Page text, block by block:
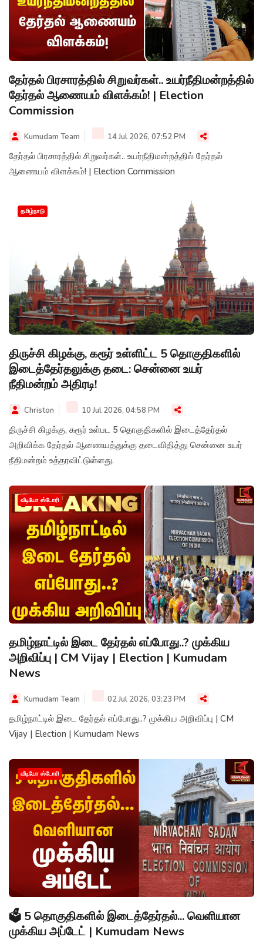
தேர்தல் பிரசாரத்தில் சிறுவர்கள்.. உயர்நீதிமன்றத்தில்
தேர்தல் ஆணையம் விளக்கம்! | Election
Commission
Kumudam Team 14 Jul 2026, 07:52 PM
தேர்தல் பிரசாரத்தில் சிறுவர்கள்.. உயர்நீதிமன்றத்தில் தேர்தல்
ஆணையம் விளக்கம்! | Election Commission
தமிழ்நாடு
திருச்சி கிழக்கு, கரூர் உள்ளிட்ட 5 தொகுதிகளில்
இடைத்தேர்தலுக்கு தடை: சென்னை உயர்
நீதிமன்றம் அதிரடி!
Christon 10 Jul 2026, 04:58 PM
திருச்சி கிழக்கு, கரூர் உள்பட 5 தொகுதிகளில் இடைத்தேர்தல்
அறிவிக்க தேர்தல் ஆணையத்துக்கு தடைவிதித்து சென்னை உயர்
நீதிமன்றம் உத்தரவிட்டுள்ளது.
வீடியோ ஸ்டோரி
தமிழ்நாட்டில் இடை தேர்தல் எப்போது..? முக்கிய
அறிவிப்பு | CM Vijay | Election | Kumudam
News
Kumudam Team 02 Jul 2026, 03:23 PM
தமிழ்நாட்டில் இடை தேர்தல் எப்போது..? முக்கிய அறிவிப்பு | CM
Vijay | Election | Kumudam News
வீடியோ ஸ்டோரி
🗳️ 5 தொகுதிகளில் இடைத்தேர்தல்... வெளியான
முக்கிய அப்டேட் | Kumudam News